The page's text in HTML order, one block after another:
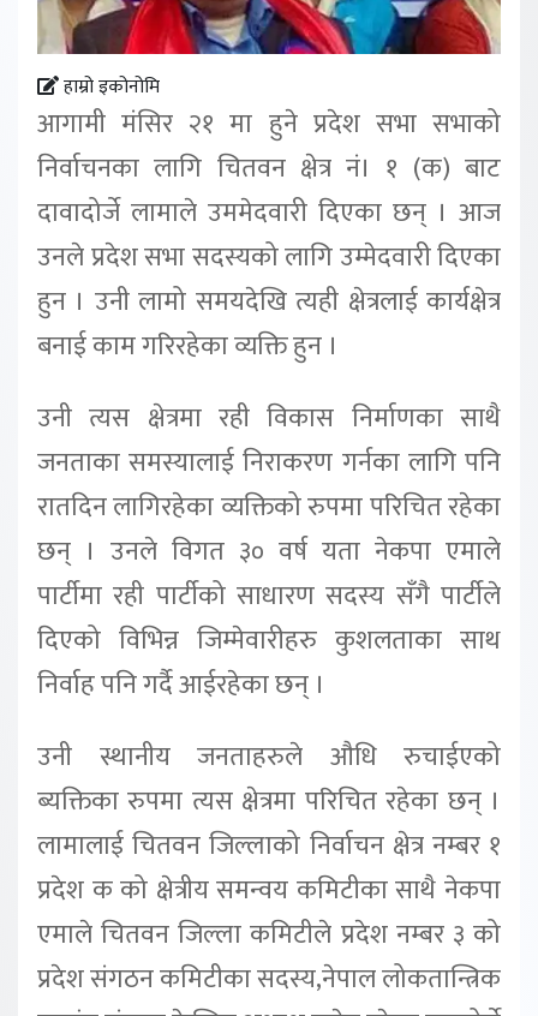
हाम्रो इकोनोमि
आगामी मंसिर २१ मा हुने प्रदेश सभा सभाको
निर्वाचनका लागि चितवन क्षेत्र नं। १ (क) बाट
दावादोर्जे लामाले उममेदवारी दिएका छन् । आज
उनले प्रदेश सभा सदस्यको लागि उम्मेदवारी दिएका
हुन । उनी लामो समयदेखि त्यही क्षेत्रलाई कार्यक्षेत्र
बनाई काम गरिरहेका व्यक्ति हुन ।
उनी त्यस क्षेत्रमा रही विकास निर्माणका साथै
जनताका समस्यालाई निराकरण गर्नका लागि पनि
रातदिन लागिरहेका व्यक्तिको रुपमा परिचित रहेका
छन् । उनले विगत ३० वर्ष यता नेकपा एमाले
पार्टीमा रही पार्टीको साधारण सदस्य सँगै पार्टीले
दिएको विभिन्न जिम्मेवारीहरु कुशलताका साथ
निर्वाह पनि गर्दै आईरहेका छन् ।
उनी स्थानीय जनताहरुले औधि रुचाईएको
ब्यक्तिका रुपमा त्यस क्षेत्रमा परिचित रहेका छन् ।
लामालाई चितवन जिल्लाको निर्वाचन क्षेत्र नम्बर १
प्रदेश क को क्षेत्रीय समन्वय कमिटीका साथै नेकपा
एमाले चितवन जिल्ला कमिटीले प्रदेश नम्बर ३ को
प्रदेश संगठन कमिटीका सदस्य,नेपाल लोकतान्त्रिक